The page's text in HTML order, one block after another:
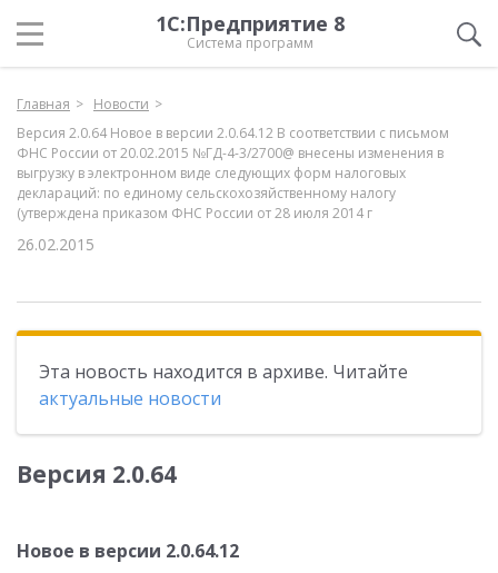
1С:Предприятие 8
Система программ
Главная
Новости
Версия 2.0.64 Новое в версии 2.0.64.12 В соответствии с письмом
ФНС России от 20.02.2015 №ГД-4-3/2700@ внесены изменения в
выгрузку в электронном виде следующих форм налоговых
деклараций: по единому сельскохозяйственному налогу
(утверждена приказом ФНС России от 28 июля 2014 г
26.02.2015
Эта новость находится в архиве. Читайте
актуальные новости
Версия 2.0.64
Новое в версии 2.0.64.12